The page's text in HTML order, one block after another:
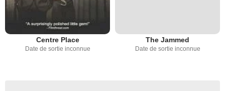
Centre Place
Date de sortie inconnue
The Jammed
Date de sortie inconnue